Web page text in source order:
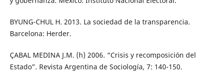
BYUNG-CHUL H. 2013. La sociedad de la transparencia.
Barcelona: Herder.
ÇABAL MEDINA J.M. (h) 2006. “Crisis y recomposición del
Estado”. Revista Argentina de Sociología, 7: 140-150.